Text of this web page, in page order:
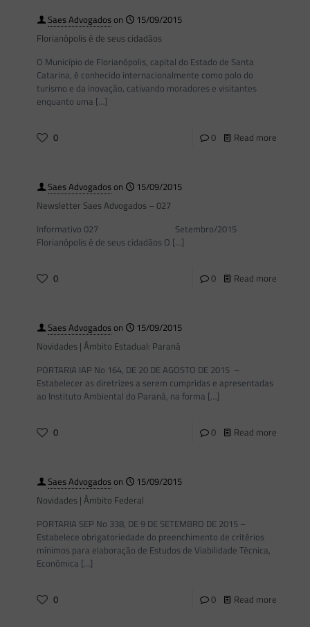
Saes Advogadoson
15/09/2015
Florianópolis é de seus cidadãos
O Município de Florianópolis, capital do Estado de Santa
Catarina, é conhecido internacionalmente como polo do
turismo e da inovação, cativando moradores e visitantes
enquanto uma […]
0 0 Read more
Saes Advogadoson
15/09/2015
Newsletter Saes Advogados – 027
Informativo 027 Setembro/2015
Florianópolis é de seus cidadãos O […]
0 0 Read more
Saes Advogadoson
15/09/2015
Novidades | Âmbito Estadual: Paraná
PORTARIA IAP No 164, DE 20 DE AGOSTO DE 2015 –
Estabelecer as diretrizes a serem cumpridas e apresentadas
ao Instituto Ambiental do Paraná, na forma […]
0 0 Read more
Saes Advogadoson
15/09/2015
Novidades | Âmbito Federal
PORTARIA SEP No 338, DE 9 DE SETEMBRO DE 2015 –
Estabelece obrigatoriedade do preenchimento de critérios
mínimos para elaboração de Estudos de Viabilidade Técnica,
Econômica […]
0 0 Read more